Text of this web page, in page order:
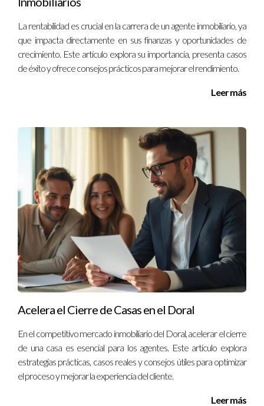
La rentabilidad es crucial en la carrera de un agente inmobiliario, ya
que impacta directamente en sus finanzas y oportunidades de
crecimiento. Este artículo explora su importancia, presenta casos
de éxito y ofrece consejos prácticos para mejorar el rendimiento.
Leer más
Acelera el Cierre de Casas en el Doral
En el competitivo mercado inmobiliario del Doral, acelerar el cierre
de una casa es esencial para los agentes. Este artículo explora
estrategias prácticas, casos reales y consejos útiles para optimizar
el proceso y mejorar la experiencia del cliente.
Leer más